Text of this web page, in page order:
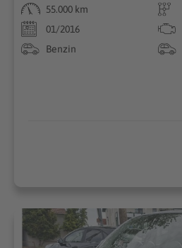
55.000 km
01/2016
Benzin